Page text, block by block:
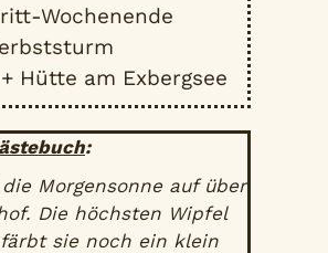
Wochenende
Hütte am Exbergsee
:
Morgensonne auf über
Die höchsten Wipfel
sie noch ein klein